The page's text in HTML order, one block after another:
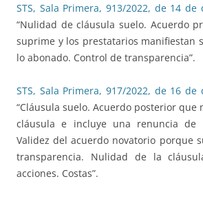
STS, Sala Primera, 913/2022, de 14
“Nulidad de cláusula suelo. Acuerdo
suprime y los prestatarios manifiestan
lo abonado. Control de transparencia”.
STS, Sala Primera, 917/2022, de 16
“Cláusula suelo. Acuerdo posterior que
cláusula e incluye una renuncia de
Validez del acuerdo novatorio porque
transparencia. Nulidad de la
acciones. Costas”.